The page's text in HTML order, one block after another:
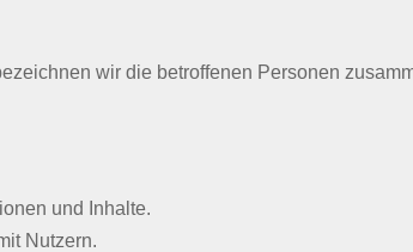
wir die betroffenen Personen
und Inhalte.
Nutzern.